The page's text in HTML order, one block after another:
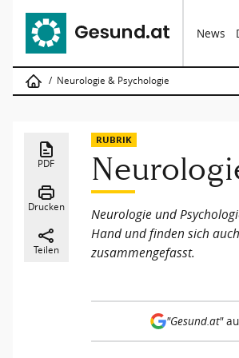
News
Neurologie & Psychologie
PDF
Drucken
Teilen
RUBRIK
Neurologie und
Hand und finden sich
zusammengefasst.
"Gesund.at"